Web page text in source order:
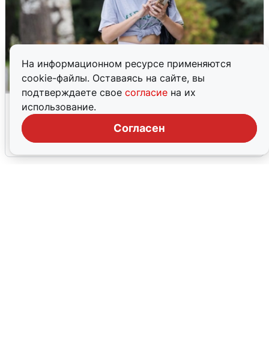
На информационном ресурсе применяются
cookie-файлы. Оставаясь на сайте, вы
подтверждаете свое согласие на их
использование.
Согласен
Волгоградцы остались без
мобильного интернета
6 августа 0